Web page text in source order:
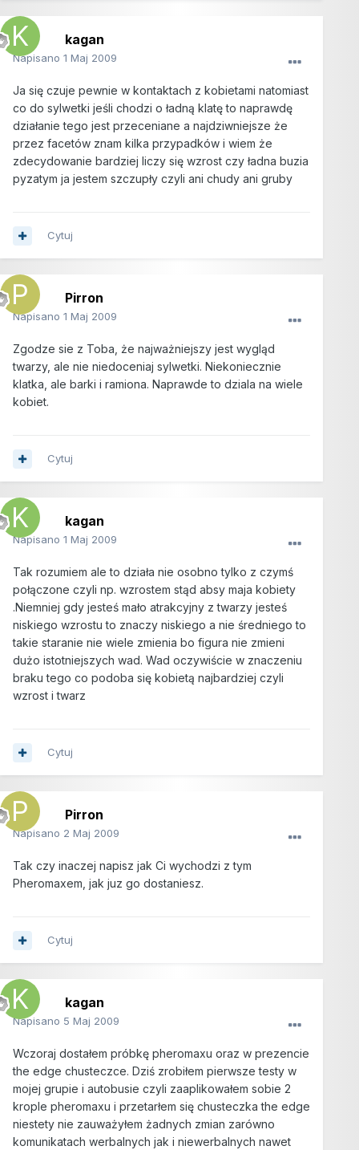
kagan
Napisano 1 Maj 2009
Ja się czuje pewnie w kontaktach z kobietami natomiast
co do sylwetki jeśli chodzi o ładną klatę to naprawdę
działanie tego jest przeceniane a najdziwniejsze że
przez facetów znam kilka przypadków i wiem że
zdecydowanie bardziej liczy się wzrost czy ładna buzia
pyzatym ja jestem szczupły czyli ani chudy ani gruby
Cytuj
Pirron
Napisano 1 Maj 2009
Zgodze sie z Toba, że najważniejszy jest wygląd
twarzy, ale nie niedoceniaj sylwetki. Niekoniecznie
klatka, ale barki i ramiona. Naprawde to dziala na wiele
kobiet.
Cytuj
kagan
Napisano 1 Maj 2009
Tak rozumiem ale to działa nie osobno tylko z czymś
połączone czyli np. wzrostem stąd absy maja kobiety
.Niemniej gdy jesteś mało atrakcyjny z twarzy jesteś
niskiego wzrostu to znaczy niskiego a nie średniego to
takie staranie nie wiele zmienia bo figura nie zmieni
dużo istotniejszych wad. Wad oczywiście w znaczeniu
braku tego co podoba się kobietą najbardziej czyli
wzrost i twarz
Cytuj
Pirron
Napisano 2 Maj 2009
Tak czy inaczej napisz jak Ci wychodzi z tym
Pheromaxem, jak juz go dostaniesz.
Cytuj
kagan
Napisano 5 Maj 2009
Wczoraj dostałem próbkę pheromaxu oraz w prezencie
the edge chusteczce. Dziś zrobiłem pierwsze testy w
mojej grupie i autobusie czyli zaaplikowałem sobie 2
krople pheromaxu i przetarłem się chusteczka the edge
niestety nie zauważyłem żadnych zmian zarówno
komunikatach werbalnych jak i niewerbalnych nawet